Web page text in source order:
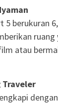
5 berukuran
ruang
atau
Traveler